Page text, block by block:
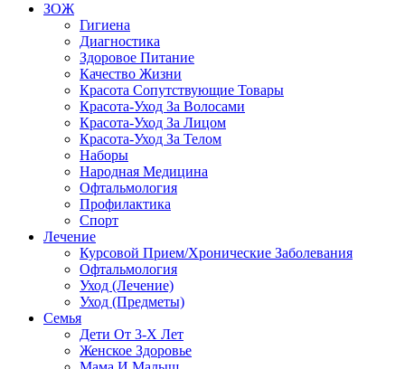
ЗОЖ
Гигиена
Диагностика
Здоровое Питание
Качество Жизни
Красота Сопутствующие Товары
Красота-Уход За Волосами
Красота-Уход За Лицом
Красота-Уход За Телом
Наборы
Народная Медицина
Офтальмология
Профилактика
Спорт
Лечение
Курсовой Прием/Хронические Заболевания
Офтальмология
Уход (Лечение)
Уход (Предметы)
Семья
Дети От 3-Х Лет
Женское Здоровье